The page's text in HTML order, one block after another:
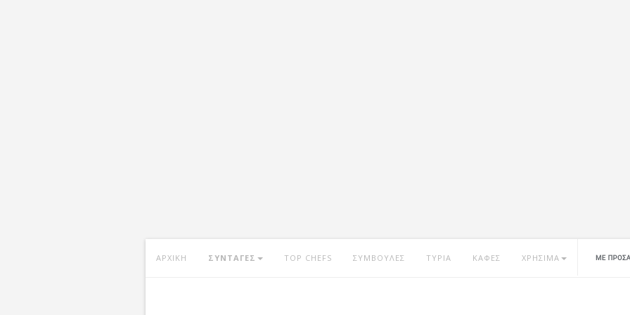
ΑΡΧΙΚΗ ΣΥΝΤΑΓΕΣ TOP CHEFS ΣΥΜΒΟΥΛΕΣ ΤΥΡΙΑ ΚΑΦΕΣ ΧΡΗΣΙΜΑ